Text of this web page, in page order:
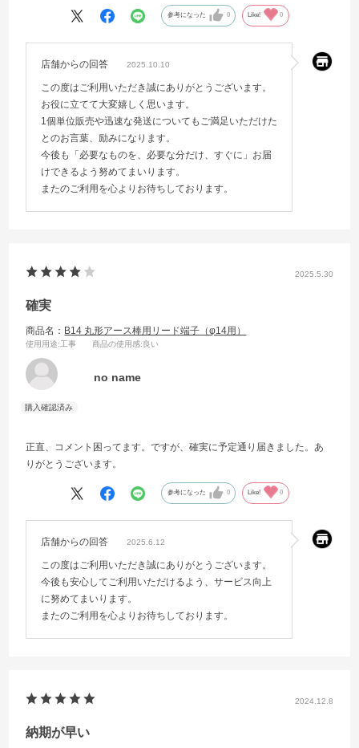
参考になった 0 Like! 0
店舗からの回答 2025.10.10
この度はご利用いただき誠にありがとうございます。
お役に立てて大変嬉しく思います。
1個単位販売や迅速な発送についてもご満足いただけた
とのお言葉、励みになります。
今後も「必要なものを、必要な分だけ、すぐに」お届
けできるよう努めてまいります。
またのご利用を心よりお待ちしております。
2025.5.30
確実
商品名： B14 丸形アース棒用リード端子（φ14用）
使用用途:工事 商品の使用感:良い
no name
正直、コメント困ってます。ですが、確実に予定通り届きました。あ
りがとうございます。
参考になった 0 Like! 0
店舗からの回答 2025.6.12
この度はご利用いただき誠にありがとうございます。
今後も安心してご利用いただけるよう、サービス向上
に努めてまいります。
またのご利用を心よりお待ちしております。
2024.12.8
納期が早い